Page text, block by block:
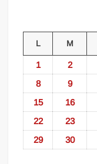
L M
1 2
8
9
15
16
22
23
29
30